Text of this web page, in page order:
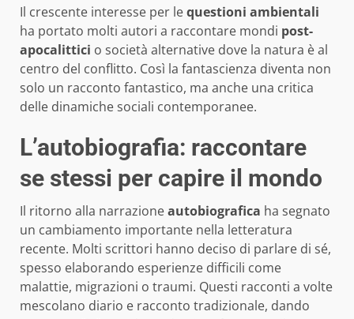
Il crescente interesse per lequestioni ambientali
ha portato molti autori a raccontare mondi post-
apocalittici o società alternative dove la natura è al
centro del conflitto. Così la fantascienza diventa non
solo un racconto fantastico, ma anche una critica
delle dinamiche sociali contemporanee.
L’autobiografia: raccontare
se stessi per capire il mondo
Il ritorno alla narrazioneautobiografica ha segnato
un cambiamento importante nella letteratura
recente. Molti scrittori hanno deciso di parlare di sé,
spesso elaborando esperienze difficili come
malattie, migrazioni o traumi. Questi racconti a volte
mescolano diario e racconto tradizionale, dando